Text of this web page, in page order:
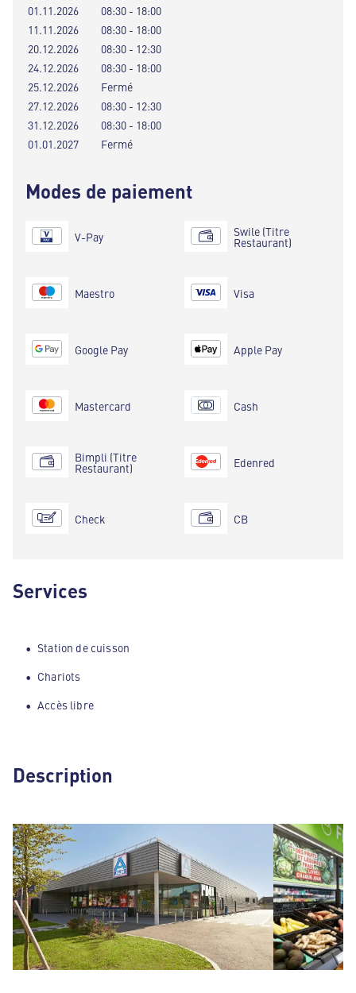
01.11.2026
08:30 - 18:00
11.11.2026
08:30 - 18:00
20.12.2026
08:30 - 12:30
24.12.2026
08:30 - 18:00
25.12.2026
Fermé
27.12.2026
08:30 - 12:30
31.12.2026
08:30 - 18:00
01.01.2027
Fermé
Modes de paiement
V-Pay
Maestro
Google Pay
Mastercard
Bimpli (Titre
Restaurant)
Check
Swile (Titre
Restaurant)
Visa
Apple Pay
Cash
Edenred
CB
Services
Station de cuisson
Chariots
Accès libre
Description